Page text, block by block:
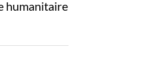
humanitaire